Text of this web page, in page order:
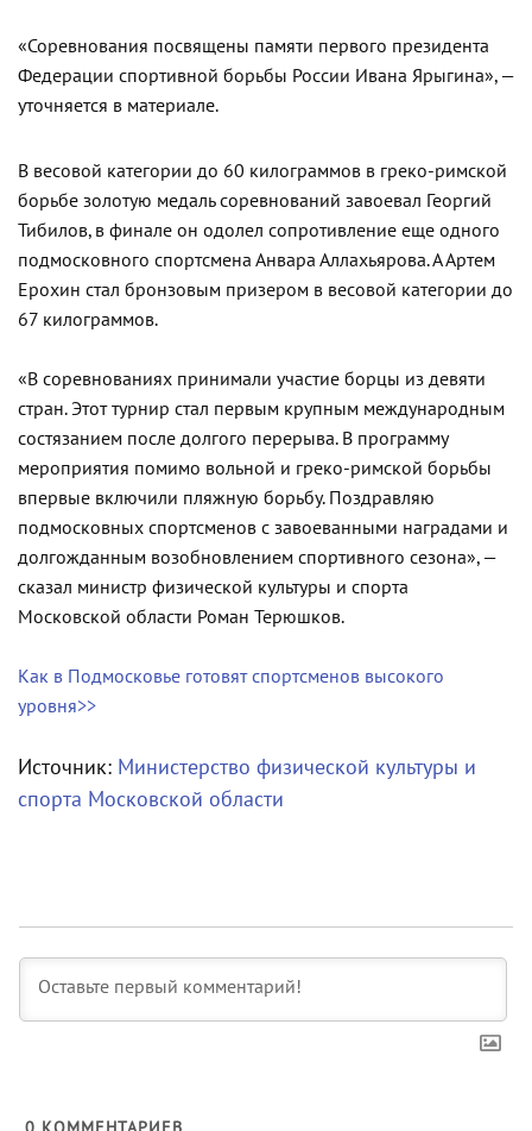
«Соревнования посвящены памяти первого президента
Федерации спортивной борьбы России Ивана Ярыгина», —
уточняется в материале.
В весовой категории до 60 килограммов в греко-римской
борьбе золотую медаль соревнований завоевал Георгий
Тибилов, в финале он одолел сопротивление еще одного
подмосковного спортсмена Анвара Аллахьярова. А Артем
Ерохин стал бронзовым призером в весовой категории до
67 килограммов.
«В соревнованиях принимали участие борцы из девяти
стран. Этот турнир стал первым крупным международным
состязанием после долгого перерыва. В программу
мероприятия помимо вольной и греко-римской борьбы
впервые включили пляжную борьбу. Поздравляю
подмосковных спортсменов с завоеванными наградами и
долгожданным возобновлением спортивного сезона», —
сказал министр физической культуры и спорта
Московской области Роман Терюшков.
Как в Подмосковье готовят спортсменов высокого
уровня>>
Источник: Министерство физической культуры и
спорта Московской области